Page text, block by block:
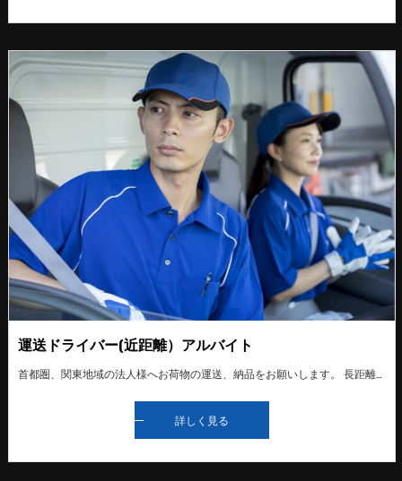
運送ドライバー(近距離）アルバイト
首都圏、関東地域の法人様へお荷物の運送、納品をお願いします。 長距離運送もたまにあります。 入社時にはベテランドライバーに同乗する形で、研修を行います。未経験者の方でも少しずつ仕事を覚えていただけるので安心です。 中型免許や運行管理者資格など、仕事に必要な免許や資格の取得費用を全て会社が負担します（条件有り） スタッフ一同仲が良く和気あいあいとしております。
詳しく見る